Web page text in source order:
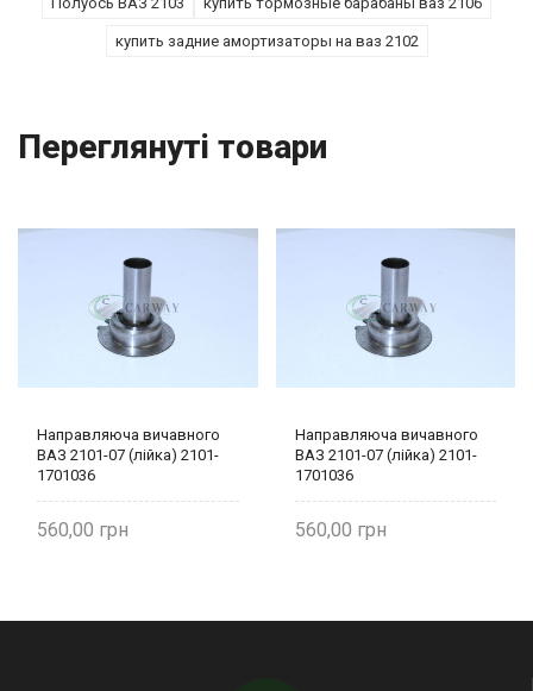
купить задние амортизаторы на ваз 2102
Переглянуті товари
Направляюча вичавного
ВАЗ 2101-07 (лійка) 2101-
1701036
560,00
Направляюча вичавного
ВАЗ 2101-07 (лійка) 2101-
1701036
560,00